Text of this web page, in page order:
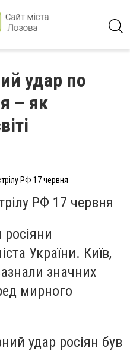
удар по
– як
РФ 17 червня
РФ 17 червня
України. Київ,
значних
мирного
удар росіян був